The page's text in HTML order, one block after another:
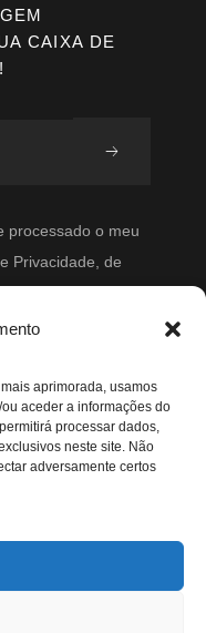
aprimorada, usamos
aceder a informações do
processar dados,
neste site. Não
adversamente certos
CAIXA DE
processado o meu
Privacidade, de